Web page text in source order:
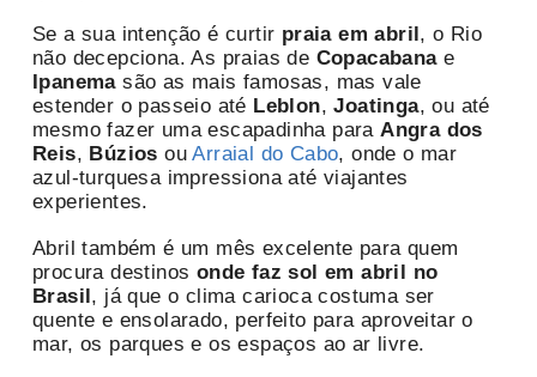
Se a sua intenção é curtir praia em abril, o Rio
não decepciona. As praias de Copacabanae
Ipanemasão as mais famosas, mas vale
estender o passeio até Leblon,Joatinga, ou até
mesmo fazer uma escapadinha paraAngra dos
Reis, Búzios ouArraial do Cabo, onde o mar
azul-turquesa impressiona até viajantes
experientes.
Abril também é um mês excelente para quem
procura destinos onde faz sol em abril no
Brasil, já que o clima carioca costuma ser
quente e ensolarado, perfeito para aproveitar o
mar, os parques e os espaços ao ar livre.